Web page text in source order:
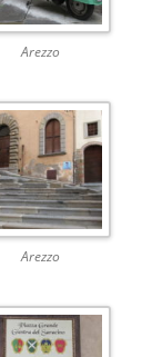
Arezzo
Arezzo